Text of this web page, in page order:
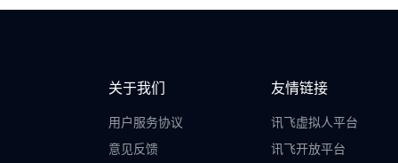
关于我们
用户服务协议
意见反馈
友情链接
讯飞虚拟人平台
讯飞开放平台